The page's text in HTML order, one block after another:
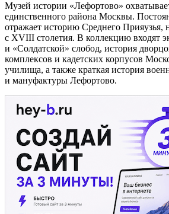
Музей истории «Лефортово»
единственного района Москвы.
отражает историю Среднего Прияузья,
с XVIII столетия. В коллекцию входят
и «Солдатской» слобод, история
комплексов и кадетских корпусов
училища, а также краткая история
и мануфактуры Лефортово.